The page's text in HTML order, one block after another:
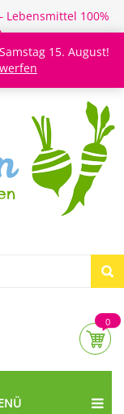
Lebensmittel 100%
Merkzettel
0
15. August!